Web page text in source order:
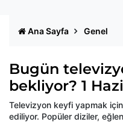
Ana Sayfa Genel
Bugün
bekliyor? 1
Televizyon keyfi yapmak için
ediliyor. Popüler diziler,